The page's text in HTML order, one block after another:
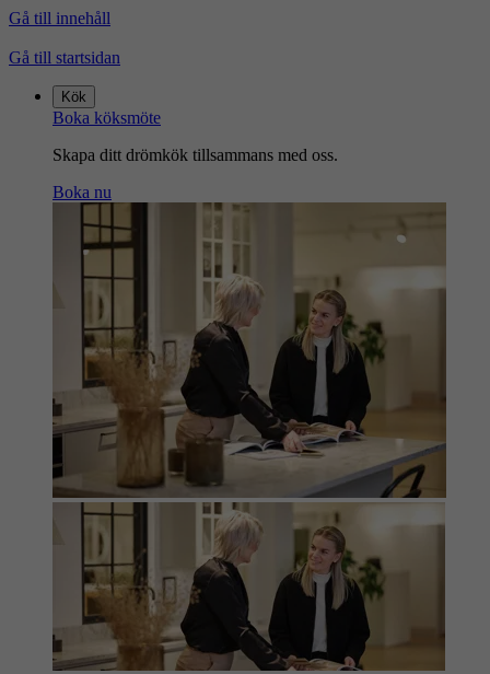
Gå till innehåll
Gå till startsidan
Kök
Boka köksmöte
Skapa ditt drömkök tillsammans med oss.
Boka nu